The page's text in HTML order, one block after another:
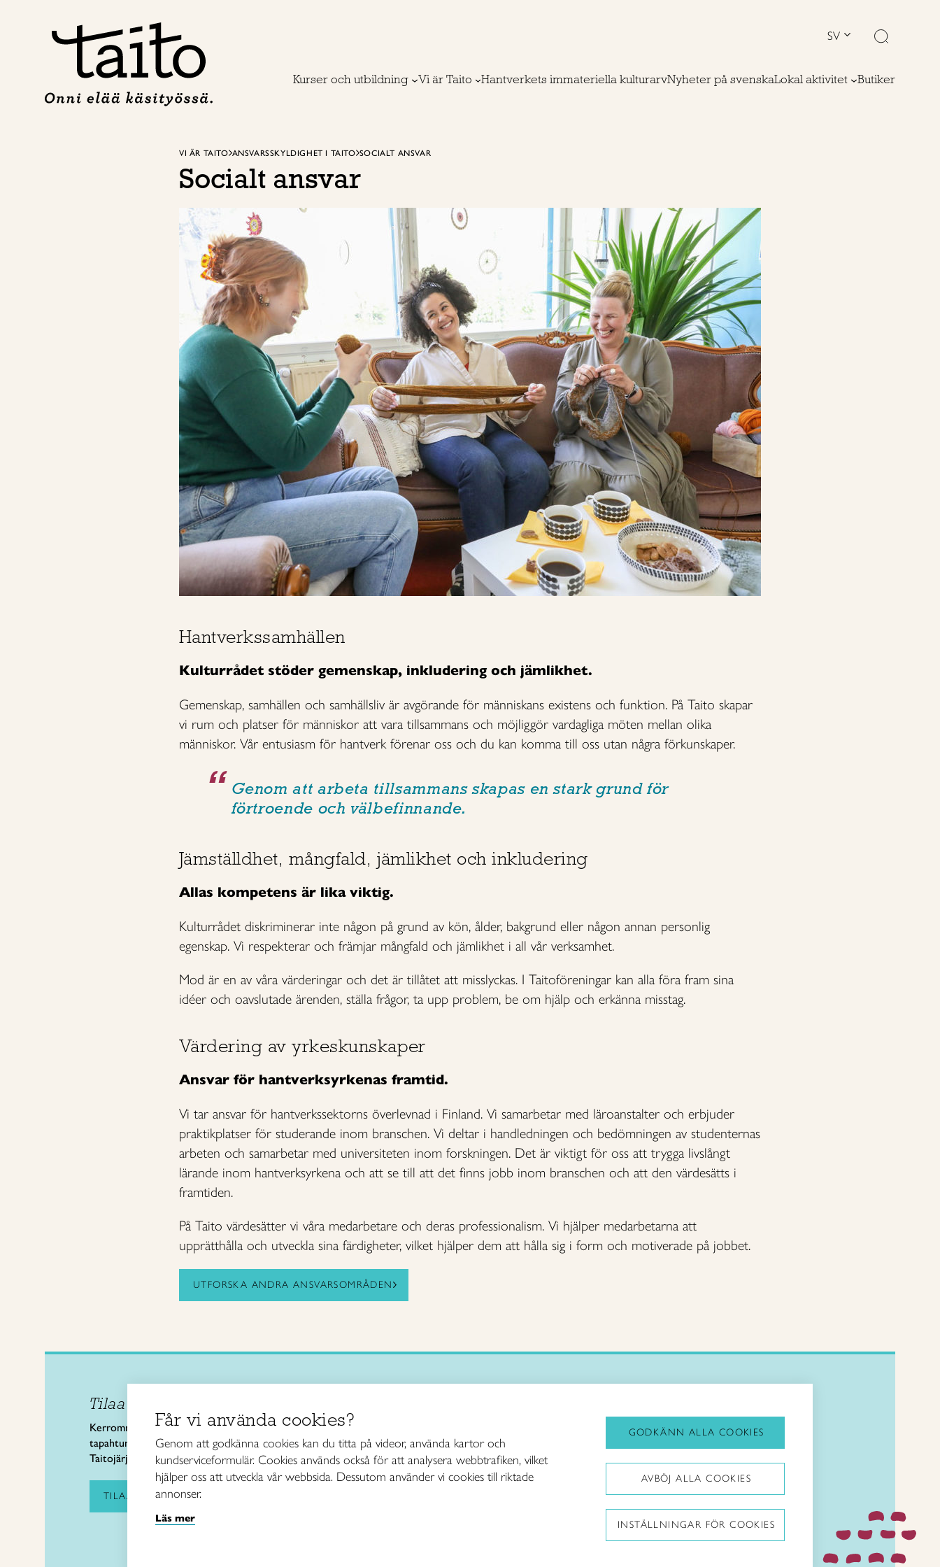
SV
Kurser och utbildning Vi är Taito Hantverkets immateriella kulturarvNyheter på svenskaLokal aktivitet Butiker
VI ÄR TAITO ANSVARSSKYLDIGHET I TAITO SOCIALT ANSVAR
Socialt ansvar
Hantverkssamhällen
Kulturrådet stöder gemenskap, inkludering och jämlikhet.
Gemenskap, samhällen och samhällsliv är avgörande för människans existens och funktion. På Taito skapar
vi rum och platser för människor att vara tillsammans och möjliggör vardagliga möten mellan olika
människor. Vår entusiasm för hantverk förenar oss och du kan komma till oss utan några förkunskaper.
Genom att arbeta tillsammans skapas en stark grund för
förtroende och välbefinnande.
Jämställdhet, mångfald, jämlikhet och inkludering
Allas kompetens är lika viktig.
Kulturrådet diskriminerar inte någon på grund av kön, ålder, bakgrund eller någon annan personlig
egenskap. Vi respekterar och främjar mångfald och jämlikhet i all vår verksamhet.
Mod är en av våra värderingar och det är tillåtet att misslyckas. I Taitoföreningar kan alla föra fram sina
idéer och oavslutade ärenden, ställa frågor, ta upp problem, be om hjälp och erkänna misstag.
Värdering av yrkeskunskaper
Ansvar för hantverksyrkenas framtid.
Vi tar ansvar för hantverkssektorns överlevnad i Finland. Vi samarbetar med läroanstalter och erbjuder
praktikplatser för studerande inom branschen. Vi deltar i handledningen och bedömningen av studenternas
arbeten och samarbetar med universiteten inom forskningen. Det är viktigt för oss att trygga livslångt
lärande inom hantverksyrkena och att se till att det finns jobb inom branschen och att den värdesätts i
framtiden.
På Taito värdesätter vi våra medarbetare och deras professionalism. Vi hjälper medarbetarna att
upprätthålla och utveckla sina färdigheter, vilket hjälper dem att hålla sig i form och motiverade på jobbet.
UTFORSKA ANDRA ANSVARSOMRÅDEN
Tilaa uutiskirje
Kerromme käsityön valtakunnallisista
tapahtumista ja uutisista sekä
Taitojärjestön toiminnasta.
TILAA UUTISKIRJE
Käsi- ja taideteollisuusliitto Taito ry
Kalevankatu 61
00180 Helsinki
puh. 040 7525 160
Käsityöohjeet
Me olemme Taito
Paikallinen toiminta
Kirjaudu Taitocampukseen
Taitoliitto:
Taito-lehti:
Får vi använda cookies?
Genom att godkänna cookies kan du titta på videor, använda kartor och
kundserviceformulär. Cookies används också för att analysera webbtrafiken, vilket
hjälper oss att utveckla vår webbsida. Dessutom använder vi cookies till riktade
annonser.
Läs mer
GODKÄNN ALLA COOKIES
AVBÖJ ALLA COOKIES
INSTÄLLNINGAR FÖR COOKIES